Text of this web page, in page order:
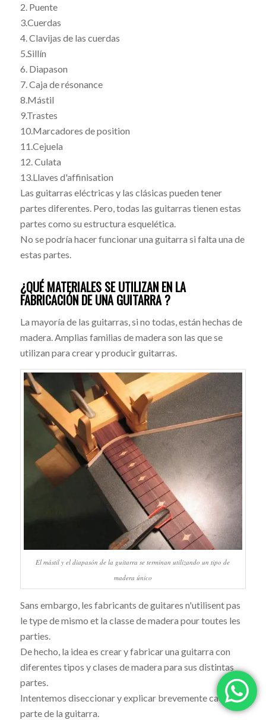
2. Puente
3.Cuerdas
4. Clavijas de las cuerdas
5.Sillín
6. Diapason
7. Caja de résonance
8.Mástil
9.Trastes
10.Marcadores de position
11.Cejuela
12. Culata
13.Llaves d'affinisation
Las guitarras eléctricas y las clásicas pueden tener
partes diferentes. Pero, todas las guitarras tienen estas
partes como su estructura esquelética.
No se podría hacer funcionar una guitarra si falta una de
estas partes.
¿QUÉ MATERIALES SE UTILIZAN EN LA
FABRICACIÓN DE UNA GUITARRA ?
La mayoría de las guitarras, si no todas, están hechas de
madera. Amplias familias de madera son las que se
utilizan para crear y producir guitarras.
El mástil y el diapasón de la guitarra se terminan utilizando un tipo de
madera único
Sans embargo, les fabricants de guitares n'utilisent pas
le type de mismo et la classe de madera pour toutes les
parties.
De hecho, la idea es crear y fabricar una guitarra con
diferentes tipos y clases de madera para sus distintas
partes.
Intentemos diseccionar y explicar brevemente cada
parte de la guitarra.